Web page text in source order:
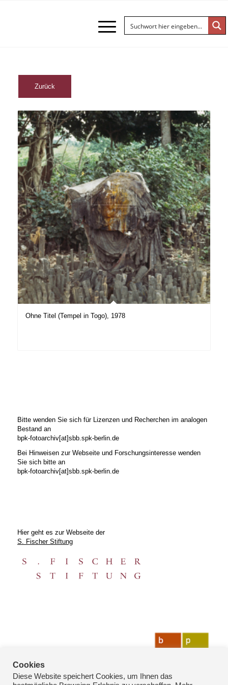
Ohne Titel (Tempel in Togo), 1978
Bitte wenden Sie sich für Lizenzen und Recherchen im analogen
Bestand an
bpk-fotoarchiv[at]sbb.spk-berlin.de
Bei Hinweisen zur Webseite und Forschungsinteresse wenden
Sie sich bitte an
bpk-fotoarchiv[at]sbb.spk-berlin.de
Hier geht es zur Webseite der
S. Fischer Stiftung
Cookies
Diese Website speichert Cookies, um Ihnen das